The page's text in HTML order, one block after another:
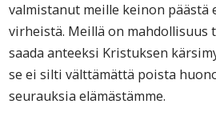
valmistanut meille keinon päästä
virheistä. Meillä on mahdollisuus
saada anteeksi Kristuksen
se ei silti välttämättä poista
seurauksia elämästämme.